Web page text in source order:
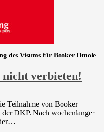
verbieten!
des Visums für Booker Omole
Teilnahme von Booker
DKP. Nach wochenlanger